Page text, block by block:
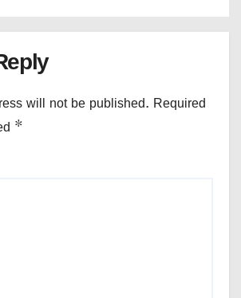
will not be published. Required
*